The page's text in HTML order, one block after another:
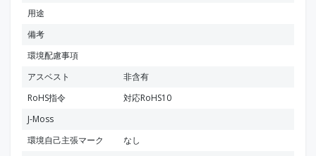
用途
備考
環境配慮事項
アスベスト
非含有
RoHS指令
対応RoHS10
J-Moss
環境自己主張マーク
なし